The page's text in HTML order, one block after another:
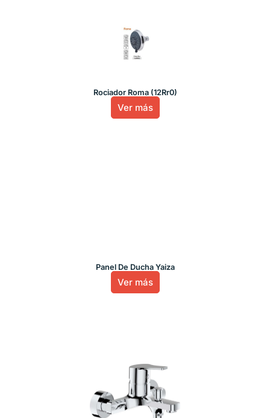
Rociador Roma (12Rr0)
Ver más
Panel De Ducha Yaiza
Ver más